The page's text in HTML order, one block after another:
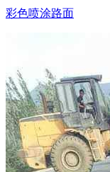
彩色喷涂路面